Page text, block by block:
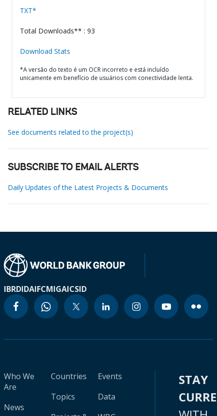
TXT*
Total Downloads** : 93
Download Stats
*A versão do texto é um OCR incorreto e está incluído
unicamente em benefício de usuários com conectividade lenta.
RELATED LINKS
See documents related to the project(s)
SUBSCRIBE TO EMAIL ALERTS
Daily Updates of the Latest Projects & Documents
IBRDIDAIFCMIGAICSID
Who We
Are
News
Countries
Topics
Events
Data
STAY